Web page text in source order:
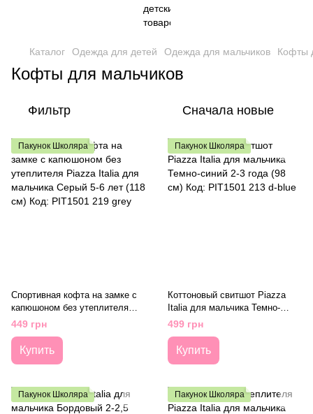
Каталог Одежда для детей Одежда для мальчиков Кофты
Кофты для мальчиков
Фильтр Сначала новые
Пакунок Школяра
Спортивная кофта на замке с
капюшоном без утеплителя
Piazza Italia для мальчика
Серый 5-6 лет (118 см) Код:
PIT1501 219 grey
449 грн
Купить
Пакунок Школяра
Коттоновый свитшот Piazza
Italia для мальчика Темно-
синий 2-3 года (98 см) Код:
PIT1501 213 d-blue
499 грн
Купить
Пакунок Школяра Пакунок Школяра